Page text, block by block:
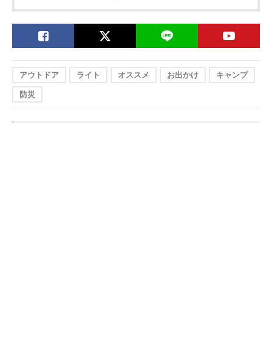
アウトドア ライト オススメ お出かけ キャンプ
防災